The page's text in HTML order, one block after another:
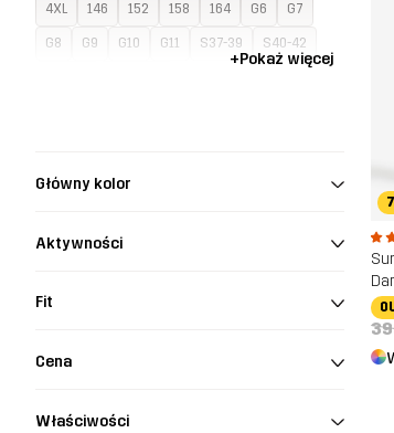
4XL 146 152 158 164 G6 G7
G8 G9 G10 G11 S37-39 S40-42
+Pokaż więcej
Główny kolor
Aktywności
Fit
Cena
Właściwości